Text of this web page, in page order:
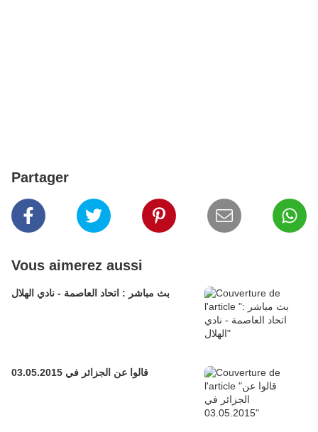
Partager
Vous aimerez aussi
بث مباشر : اتحاد العاصمة - نادي الهلال
قالوا عن الجزائر في 03.05.2015